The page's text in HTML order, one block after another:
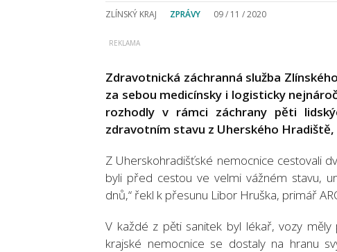
ZLÍNSKÝ KRAJ ZPRÁVY 09 / 11 / 2020
Zdravotnická záchranná služba
za sebou medicínsky i logisticky
rozhodly v rámci záchrany pěti
zdravotním stavu z Uherského
Z Uherskohradišťské nemocnice cestovali
byli před cestou ve velmi vážném stavu,
dnů,“ řekl k přesunu Libor Hruška, primář
V každé z pěti sanitek byl lékař, vozy
krajské nemocnice se dostaly na hranu